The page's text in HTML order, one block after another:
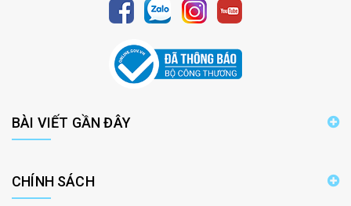
BÀI VIẾT GẦN ĐÂY
CHÍNH SÁCH